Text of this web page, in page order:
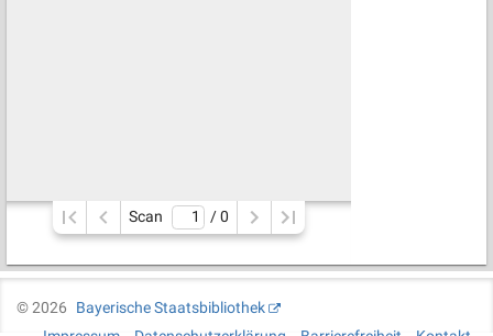
Scan / 0
©2026
Bayerische Staatsbibliothek